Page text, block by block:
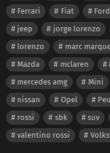
Ferrari
Fiat Ford
jeep
jorge lorenzo
lorenzo
marc
Mazda
mclaren
mercedes amg
Mini
nissan
Opel
rossi
sbk suv
valentino rossi